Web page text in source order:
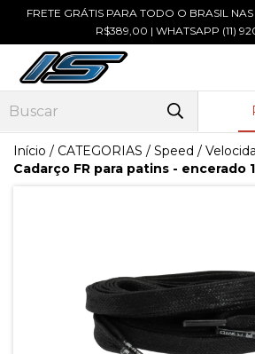
FRETE GRÁTIS PARA TODO O BRASIL
R$389,00 | WHATSAPP (11)
Início / CATEGORIAS / Speed /
Cadarço FR para patins - encerado